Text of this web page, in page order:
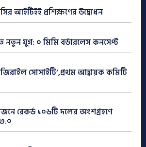
আইটিইই প্রশিক্ষণের উদ্বোধন
নতুন যুগ: ০ মিমি বর্ডারলেস কনসেপ্ট
সোসাইটি’,প্রথম আহ্বায়ক কমিটি
রেকর্ড ১০৬টি দলের অংশগ্রহণে